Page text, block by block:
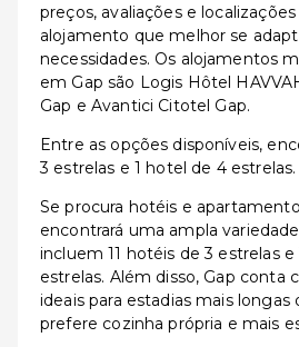
preços, avaliações e
alojamento que melhor se
necessidades. Os alojamentos
em Gap são Logis Hôtel
Gap e Avantici Citotel Gap.
Entre as opções disponíveis,
3 estrelas e 1 hotel de 4 estrelas.
Se procura hotéis e
encontrará uma ampla
incluem 11 hotéis de 3 estrelas
estrelas. Além disso, Gap conta
ideais para estadias mais longas
prefere cozinha própria e mais